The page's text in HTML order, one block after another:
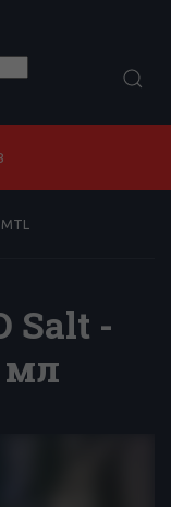
Salt -
мл